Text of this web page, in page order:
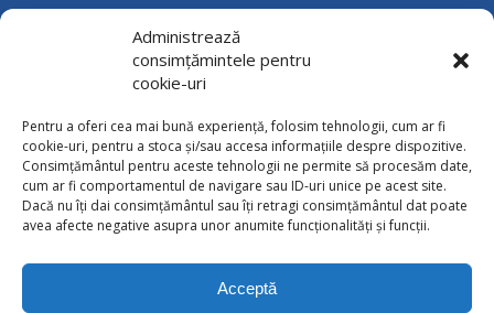
Administrează
consimțămintele pentru
cookie-uri
Pentru a oferi cea mai bună experiență, folosim tehnologii, cum ar fi
cookie-uri, pentru a stoca și/sau accesa informațiile despre dispozitive.
Consimțământul pentru aceste tehnologii ne permite să procesăm date,
cum ar fi comportamentul de navigare sau ID-uri unice pe acest site.
Dacă nu îți dai consimțământul sau îți retragi consimțământul dat poate
avea afecte negative asupra unor anumite funcționalități și funcții.
Acceptă
Calea Naţională 85, Botoşani
Tel: 0231 / 536724; 0231 / 536725